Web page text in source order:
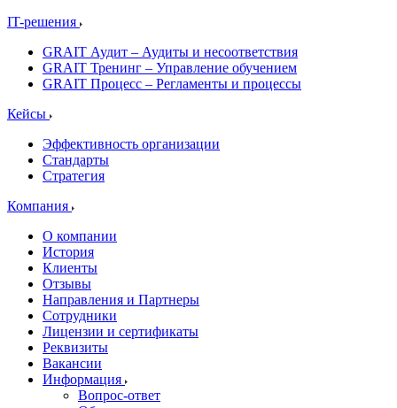
IT-решения
GRAIT Аудит – Аудиты и несоответствия
GRAIT Тренинг – Управление обучением
GRAIT Процесс – Регламенты и процессы
Кейсы
Эффективность организации
Стандарты
Стратегия
Компания
О компании
История
Клиенты
Отзывы
Направления и Партнеры
Сотрудники
Лицензии и сертификаты
Реквизиты
Вакансии
Информация
Вопрос-ответ